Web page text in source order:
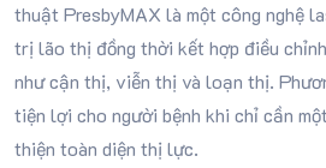
thuật PresbyMAX là một công nghệ
trị lão thị đồng thời kết hợp điều
như cận thị, viễn thị và loạn thị.
tiện lợi cho người bệnh khi chỉ cần
thiện toàn diện thị lực.